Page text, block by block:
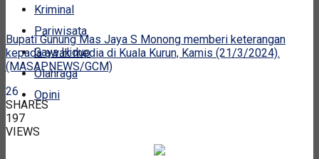
Kriminal
Pariwisata
Gaya Hidup
Olahraga
Opini
Bupati Gunung Mas Jaya S Monong memberi keterangan
kepada awak media di Kuala Kurun, Kamis (21/3/2024).
(MASAPNEWS/GCM)
26
SHARES
197
VIEWS